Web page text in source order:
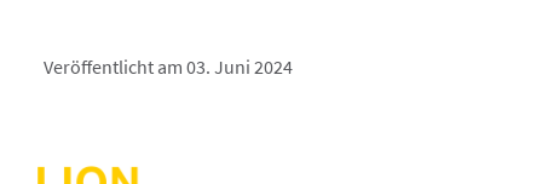
Veröffentlicht am 03. Juni 2024